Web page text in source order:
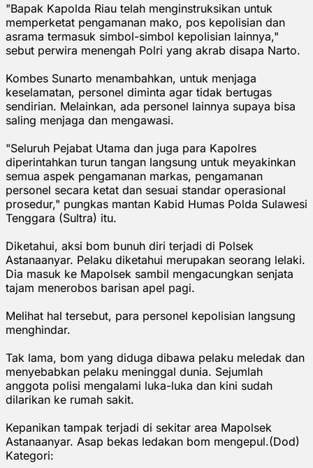
"Bapak Kapolda Riau telah menginstruksikan untuk
memperketat pengamanan mako, pos kepolisian dan
asrama termasuk simbol-simbol kepolisian lainnya,"
sebut perwira menengah Polri yang akrab disapa Narto.
Kombes Sunarto menambahkan, untuk menjaga
keselamatan, personel diminta agar tidak bertugas
sendirian. Melainkan, ada personel lainnya supaya bisa
saling menjaga dan mengawasi.
"Seluruh Pejabat Utama dan juga para Kapolres
diperintahkan turun tangan langsung untuk meyakinkan
semua aspek pengamanan markas, pengamanan
personel secara ketat dan sesuai standar operasional
prosedur," pungkas mantan Kabid Humas Polda Sulawesi
Tenggara (Sultra) itu.
Diketahui, aksi bom bunuh diri terjadi di Polsek
Astanaanyar. Pelaku diketahui merupakan seorang lelaki.
Dia masuk ke Mapolsek sambil mengacungkan senjata
tajam menerobos barisan apel pagi.
Melihat hal tersebut, para personel kepolisian langsung
menghindar.
Tak lama, bom yang diduga dibawa pelaku meledak dan
menyebabkan pelaku meninggal dunia. Sejumlah
anggota polisi mengalami luka-luka dan kini sudah
dilarikan ke rumah sakit.
Kepanikan tampak terjadi di sekitar area Mapolsek
Astanaanyar. Asap bekas ledakan bom mengepul.(Dod)
Kategori: